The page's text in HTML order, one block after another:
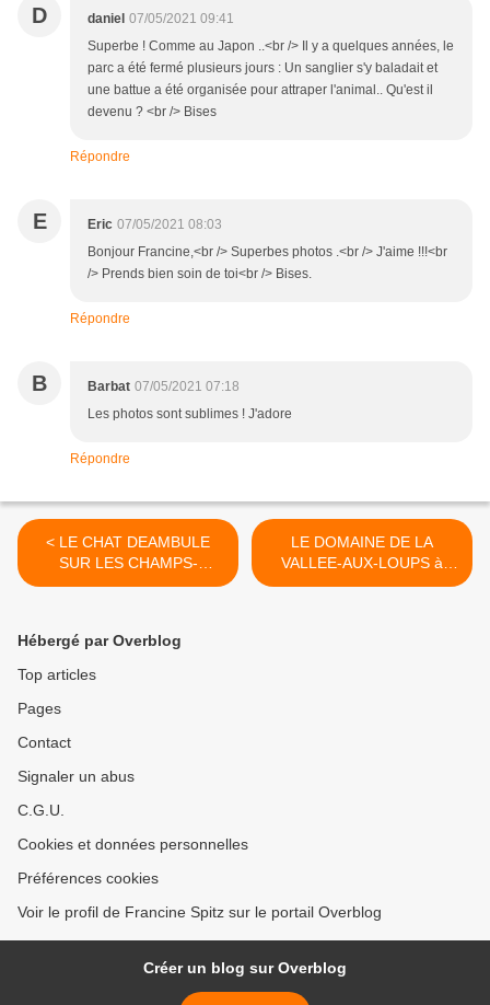
D daniel 07/05/2021 09:41
Superbe ! Comme au Japon ..<br /> Il y a quelques années, le
parc a été fermé plusieurs jours : Un sanglier s'y baladait et
une battue a été organisée pour attraper l'animal.. Qu'est il
devenu ? <br /> Bises
Répondre
E Eric 07/05/2021 08:03
Bonjour Francine,<br /> Superbes photos .<br /> J'aime !!!<br
/> Prends bien soin de toi<br /> Bises.
Répondre
B Barbat 07/05/2021 07:18
Les photos sont sublimes ! J'adore
Répondre
< LE CHAT DEAMBULE
SUR LES CHAMPS-
ELYSEES DE PHILIPPE
LE DOMAINE DE LA
VALLEE-AUX-LOUPS à
CHATENAY-MALABRY
Hébergé par Overblog
Top articles
Pages
Contact
Signaler un abus
C.G.U.
Cookies et données personnelles
Préférences cookies
Voir le profil de Francine Spitz sur le portail Overblog
Créer un blog sur Overblog